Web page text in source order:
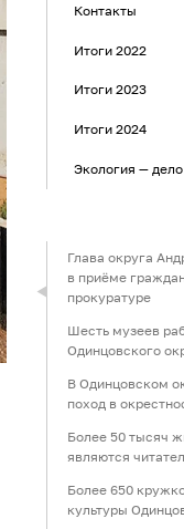
Контакты
Итоги 2022
Итоги 2023
Итоги 2024
Экология —
Глава округа
в приёме
прокуратуре
Шесть музеев
Одинцовского
В Одинцовском
поход в
Более 50 тысяч
являются
Более 650
культуры